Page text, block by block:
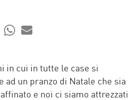
in cui in tutte le case si
ad un pranzo di Natale che sia
e noi ci siamo attrezzati